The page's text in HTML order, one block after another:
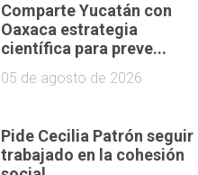
Comparte Yucatán con
Oaxaca estrategia
científica para preve...
05 de agosto de 2026
Pide Cecilia Patrón seguir
trabajado en la cohesión